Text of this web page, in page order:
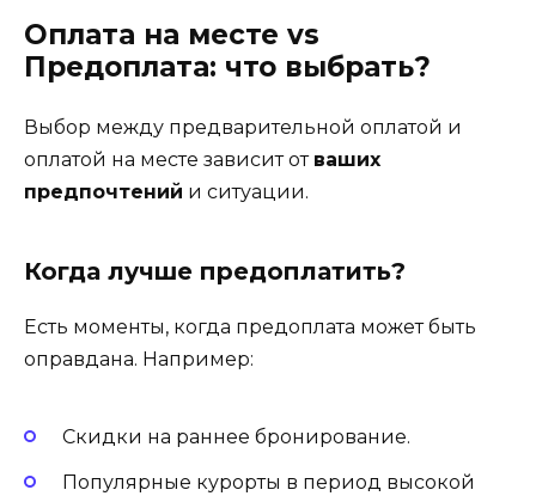
Оплата на месте vs
Предоплата: что выбрать?
Выбор между предварительной оплатой и
оплатой на месте зависит от ваших
предпочтений и ситуации.
Когда лучше предоплатить?
Есть моменты, когда предоплата может быть
оправдана. Например:
Скидки на раннее бронирование.
Популярные курорты в период высокой